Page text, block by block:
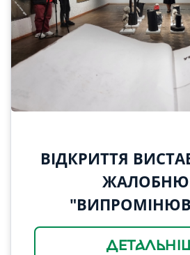
ВІДКРИТТЯ